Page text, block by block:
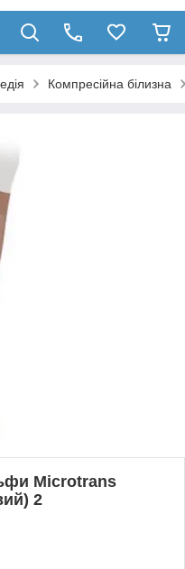
Компресійна білизна
Microtrans
2